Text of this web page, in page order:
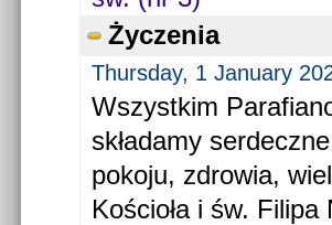
Życzenia
Thursday, 1 January
Wszystkim
składamy
pokoju, zdrowia,
Kościoła i św. Filipa